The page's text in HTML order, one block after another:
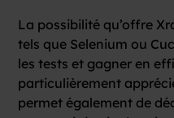
La possibilité qu’offre
tels que Selenium ou
les tests et gagner en
particulièrement
permet également de